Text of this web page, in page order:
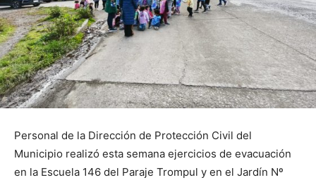
Personal de la Dirección de Protección Civil del
Municipio realizó esta semana ejercicios de evacuación
en la Escuela 146 del Paraje Trompul y en el Jardín Nº